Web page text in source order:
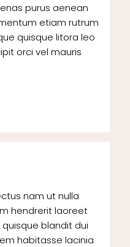
purus aenean
etiam rutrum
quisque litora leo
orci vel mauris
nam ut nulla
hendrerit laoreet
blandit dui
habitasse lacinia